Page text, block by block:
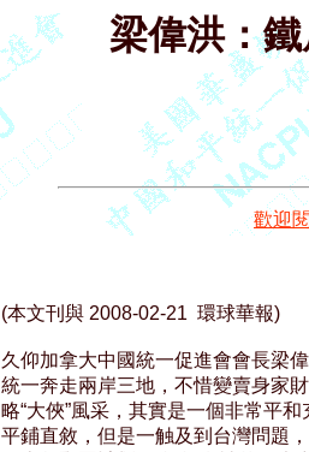
梁偉洪：
歡迎
(本文刊與 2008-02-21  環球華報)
久仰加拿大中國統一促進會會長梁
統一奔走兩岸三地，不惜變賣身家
略“大俠”風采，其實是一個非常平
平鋪直敘，但是一触及到台灣問題